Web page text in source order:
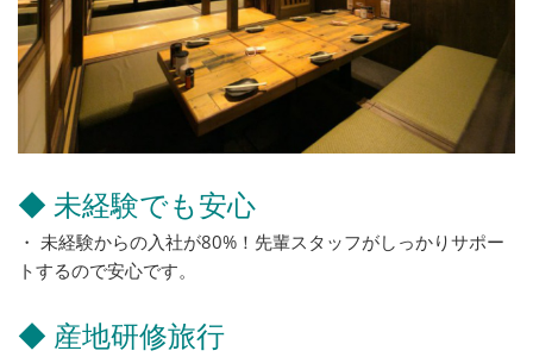
◆ 未経験でも安心
・ 未経験からの入社が80%！先輩スタッフがしっかりサポー
トするので安心です。
◆ 産地研修旅行